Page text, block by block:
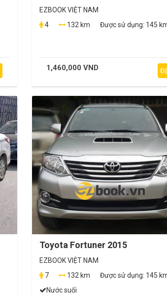
EZBOOK VIỆT NAM
4
132 km Được sử dụng: 145
1,460,000 VND
Toyota Fortuner 2015
EZBOOK VIỆT NAM
7
132 km Được sử dụng: 145
Nước suối